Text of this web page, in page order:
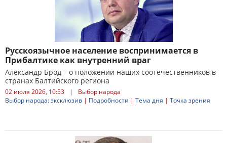
Русскоязычное население воспринимается в
Прибалтике как внутренний враг
Александр Брод – о положении наших соотечественников в
странах Балтийского региона
02 июля 2026, 10:53 |
Выбор народа
Выбор народа: эксклюзив | Подробности | Тема дня | Точка зрения